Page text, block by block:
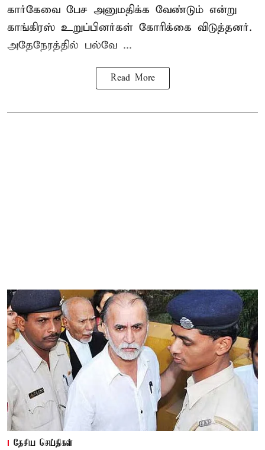
கார்கேவை பேச அனுமதிக்க வேண்டும் என்று
காங்கிரஸ் உறுப்பினர்கள் கோரிக்கை விடுத்தனர்.
அதேநேரத்தில் பல்வே ...
Read More
தேசிய செய்திகள்